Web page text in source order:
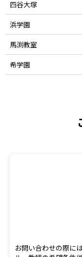
四谷大塚
浜学園
馬渕教室
希学園
お問い合わせの際に